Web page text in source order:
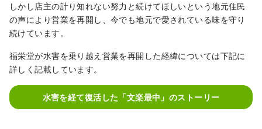
しかし店主の計り知れない努力と続けてほしいという地元住民
の声により営業を再開し、今でも地元で愛されている味を守り
続けています。
福栄堂が水害を乗り越え営業を再開した経緯については下記に
詳しく記載しています。
水害を経て復活した「文楽最中」のストーリー